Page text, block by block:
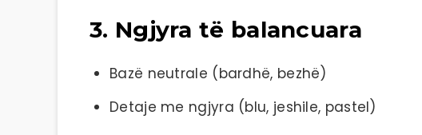
3. Ngjyra të balancuara
Bazë neutrale (bardhë, bezhë)
Detaje me ngjyra (blu, jeshile, pastel)